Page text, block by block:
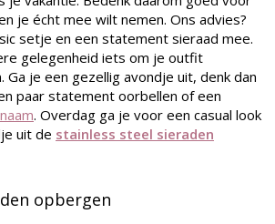
je écht mee wilt nemen. Ons advies?
setje en een statement sieraad mee.
gelegenheid iets om je outfit
Ga je een gezellig avondje uit, denk dan
paar statement oorbellen of een
. Overdag ga je voor een casual look
uit de stainless steel sieraden
opbergen